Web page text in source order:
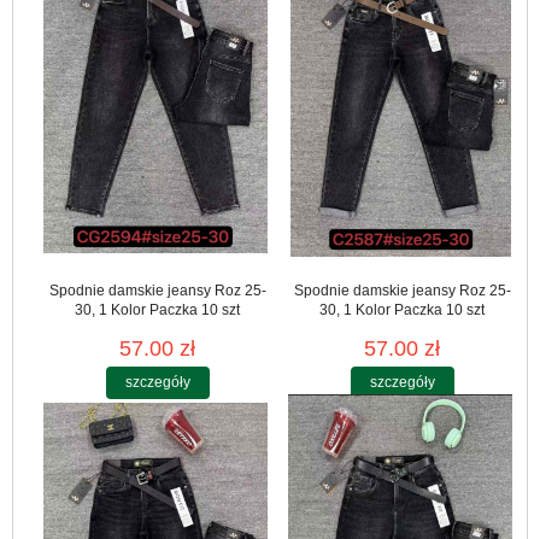
Spodnie damskie jeansy Roz 25-
30, 1 Kolor Paczka 10 szt
57.00 zł
szczegóły
Spodnie damskie jeansy Roz 25-
30, 1 Kolor Paczka 10 szt
57.00 zł
szczegóły